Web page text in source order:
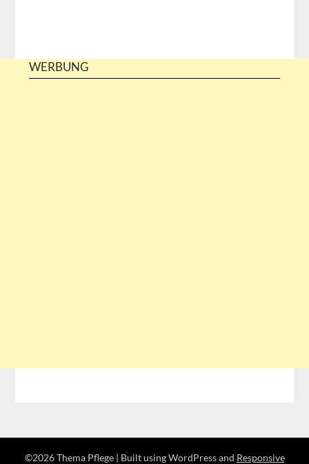
WERBUNG
©2026 Thema Pflege | Built using WordPress and Responsive